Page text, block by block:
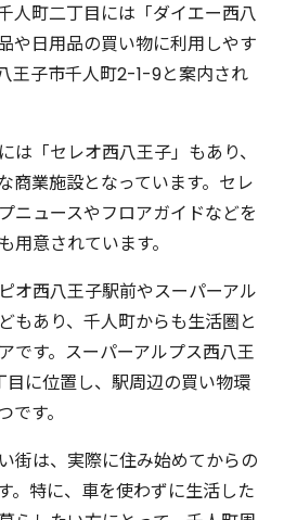
人町二丁目には「ダイエー西八
や日用品の買い物に利用しやす
王子市千人町2-1-9と案内され
は「セレオ西八王子」もあり、
商業施設となっています。セレ
ニュースやフロアガイドなどを
用意されています。
オ西八王子駅前やスーパーアル
もあり、千人町からも生活圏と
です。スーパーアルプス西八王
に位置し、駅周辺の買い物環
す。
街は、実際に住み始めてからの
。特に、車を使わずに生活した